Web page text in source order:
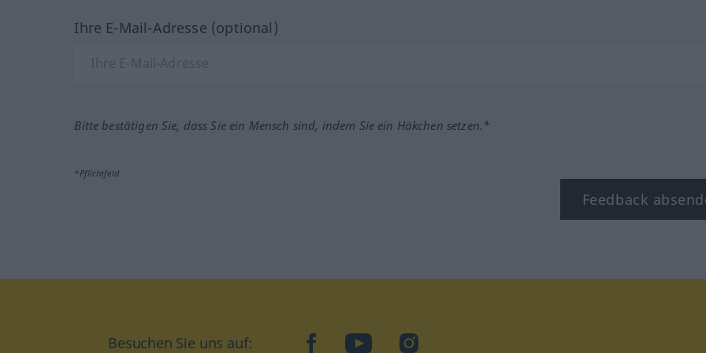
Ihre E-Mail-Adresse (optional)
Bitte bestätigen Sie, dass Sie ein Mensch sind, indem Sie ein Häkchen setzen.*
*Pflichtfeld
Feedback
Besuchen Sie uns auf: facebookYouTubeInstagram